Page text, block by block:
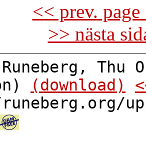
<< prev.
>> nästa
Thu
(download)